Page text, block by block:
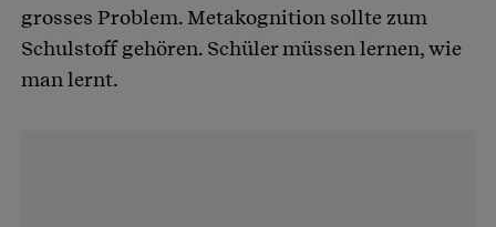
grosses Problem. Metakognition sollte zum
Schulstoff gehören. Schüler müssen lernen, wie
man lernt.